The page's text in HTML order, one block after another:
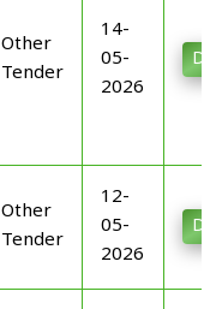
Other
Tender
14-
05-
2026
Other
Tender
12-
05-
2026